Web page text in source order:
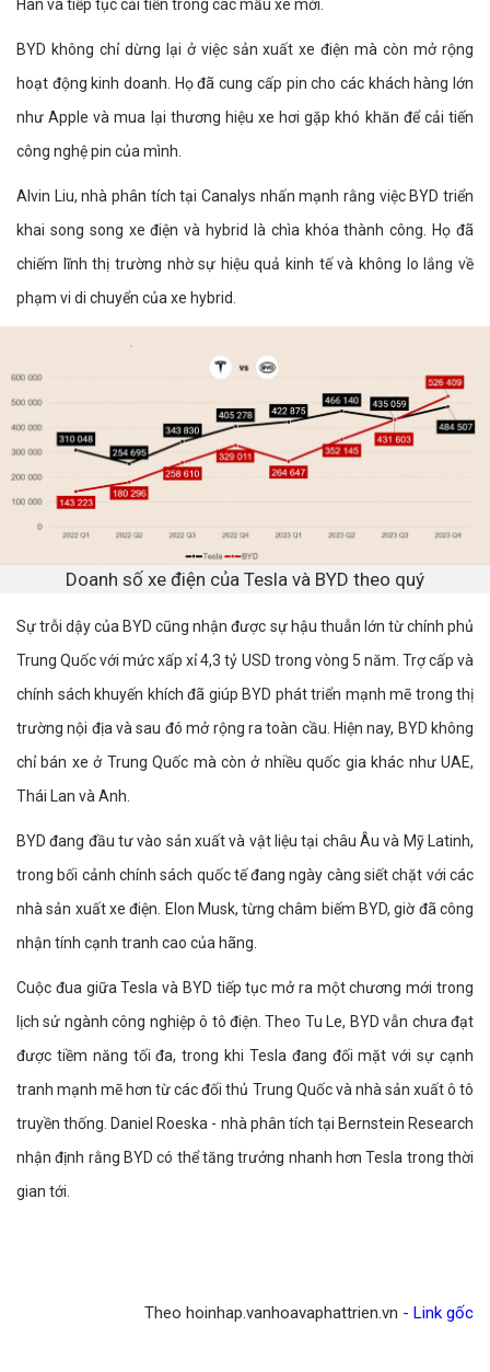
Han và tiếp tục cải tiến trong các mẫu xe mới.
BYD không chỉ dừng lại ở việc sản xuất xe điện mà còn mở rộng
hoạt động kinh doanh. Họ đã cung cấp pin cho các khách hàng lớn
như Apple và mua lại thương hiệu xe hơi gặp khó khăn để cải tiến
công nghệ pin của mình.
Alvin Liu, nhà phân tích tại Canalys nhấn mạnh rằng việc BYD triển
khai song song xe điện và hybrid là chìa khóa thành công. Họ đã
chiếm lĩnh thị trường nhờ sự hiệu quả kinh tế và không lo lắng về
phạm vi di chuyển của xe hybrid.
Doanh số xe điện của Tesla và BYD theo quý
Sự trỗi dậy của BYD cũng nhận được sự hậu thuẫn lớn từ chính phủ
Trung Quốc với mức xấp xỉ 4,3 tỷ USD trong vòng 5 năm. Trợ cấp và
chính sách khuyến khích đã giúp BYD phát triển mạnh mẽ trong thị
trường nội địa và sau đó mở rộng ra toàn cầu. Hiện nay, BYD không
chỉ bán xe ở Trung Quốc mà còn ở nhiều quốc gia khác như UAE,
Thái Lan và Anh.
BYD đang đầu tư vào sản xuất và vật liệu tại châu Âu và Mỹ Latinh,
trong bối cảnh chính sách quốc tế đang ngày càng siết chặt với các
nhà sản xuất xe điện. Elon Musk, từng châm biếm BYD, giờ đã công
nhận tính cạnh tranh cao của hãng.
Cuộc đua giữa Tesla và BYD tiếp tục mở ra một chương mới trong
lịch sử ngành công nghiệp ô tô điện. Theo Tu Le, BYD vẫn chưa đạt
được tiềm năng tối đa, trong khi Tesla đang đối mặt với sự cạnh
tranh mạnh mẽ hơn từ các đối thủ Trung Quốc và nhà sản xuất ô tô
truyền thống. Daniel Roeska - nhà phân tích tại Bernstein Research
nhận định rằng BYD có thể tăng trưởng nhanh hơn Tesla trong thời
gian tới.
Theo hoinhap.vanhoavaphattrien.vn - Link gốc